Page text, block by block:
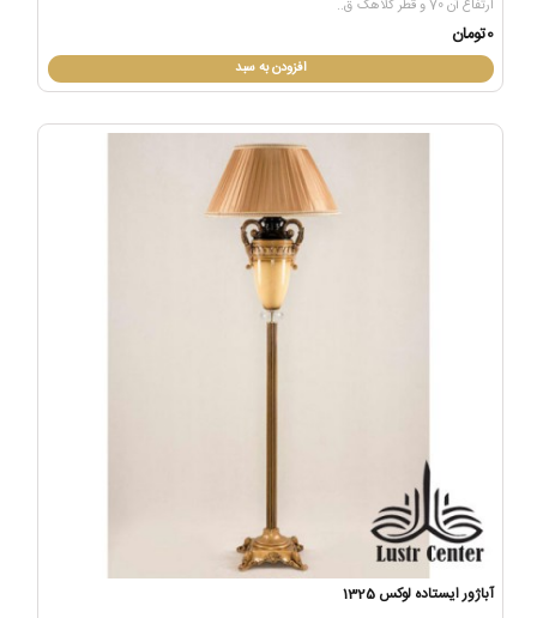
ارتفاع آن 70 و قطر کلاهک ق..
0تومان
افزودن به سبد
آباژور ایستاده لوکس 1325